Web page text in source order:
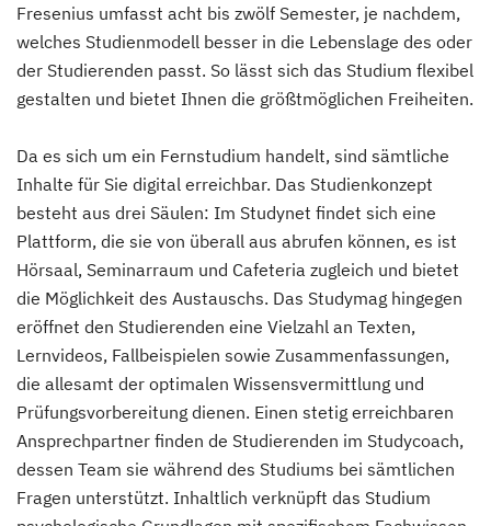
Fresenius umfasst acht bis zwölf Semester, je nachdem,
welches Studienmodell besser in die Lebenslage des oder
der Studierenden passt. So lässt sich das Studium flexibel
gestalten und bietet Ihnen die größtmöglichen Freiheiten.
Da es sich um ein Fernstudium handelt, sind sämtliche
Inhalte für Sie digital erreichbar. Das Studienkonzept
besteht aus drei Säulen: Im Studynet findet sich eine
Plattform, die sie von überall aus abrufen können, es ist
Hörsaal, Seminarraum und Cafeteria zugleich und bietet
die Möglichkeit des Austauschs. Das Studymag hingegen
eröffnet den Studierenden eine Vielzahl an Texten,
Lernvideos, Fallbeispielen sowie Zusammenfassungen,
die allesamt der optimalen Wissensvermittlung und
Prüfungsvorbereitung dienen. Einen stetig erreichbaren
Ansprechpartner finden de Studierenden im Studycoach,
dessen Team sie während des Studiums bei sämtlichen
Fragen unterstützt. Inhaltlich verknüpft das Studium